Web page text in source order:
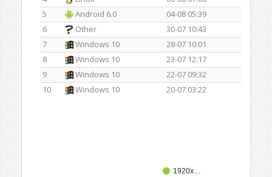
5
Android 6.0
04-08 05:39
6
Other
30-07 10:43
7
Windows 10
28-07 10:01
8
Windows 10
23-07 12:17
9
Windows 10
22-07 09:32
10
Windows 10 20-07 03:22
1920x…